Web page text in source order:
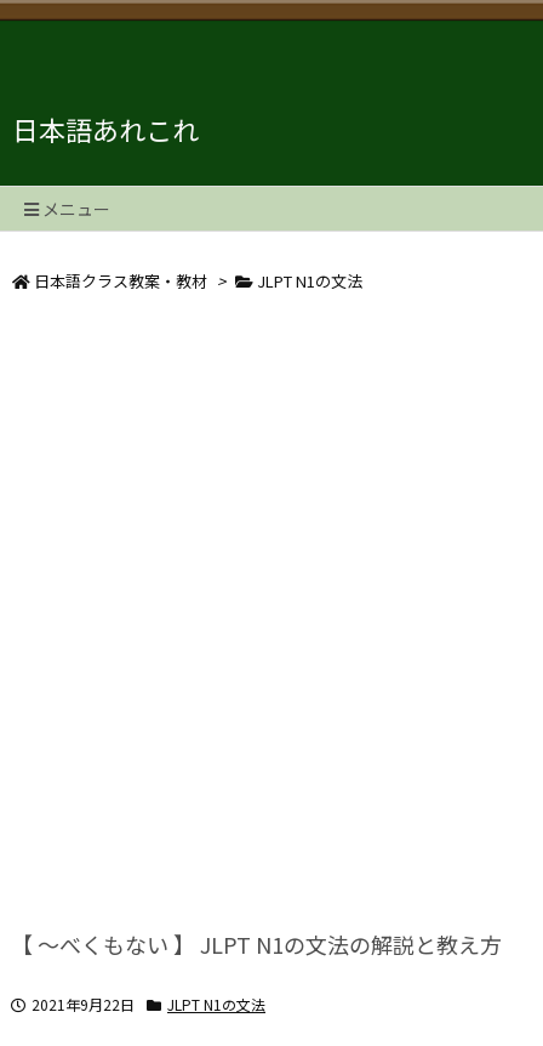
日本語あれこれ
メニュー
日本語クラス教案・教材 > JLPT N1の文法
【 ～べくもない 】 JLPT N1の文法の解説と教え方
2021年9月22日 JLPT N1の文法